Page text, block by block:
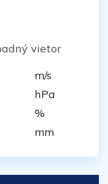
vietor
m/s
hPa
%
mm